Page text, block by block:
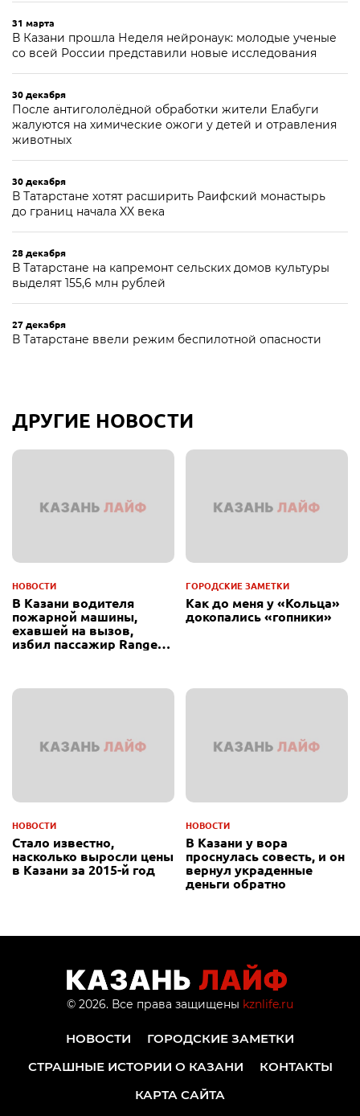
31 марта
В Казани прошла Неделя нейронаук: молодые ученые
со всей России представили новые исследования
30 декабря
После антигололёдной обработки жители Елабуги
жалуются на химические ожоги у детей и отравления
животных
30 декабря
В Татарстане хотят расширить Раифский монастырь
до границ начала XX века
28 декабря
В Татарстане на капремонт сельских домов культуры
выделят 155,6 млн рублей
27 декабря
В Татарстане ввели режим беспилотной опасности
ДРУГИЕ НОВОСТИ
НОВОСТИ
В Казани водителя
пожарной машины,
ехавшей на вызов,
избил пассажир Range
ГОРОДСКИЕ ЗАМЕТКИ
Как до меня у «Кольца»
докопались «гопники»
НОВОСТИ
Стало известно,
насколько выросли цены
в Казани за 2015-й год
НОВОСТИ
В Казани у вора
проснулась совесть, и он
вернул украденные
деньги обратно
© 2026. Все права защищены kznlife.ru
НОВОСТИ
ГОРОДСКИЕ ЗАМЕТКИ
СТРАШНЫЕ ИСТОРИИ О КАЗАНИ
КОНТАКТЫ
КАРТА САЙТА